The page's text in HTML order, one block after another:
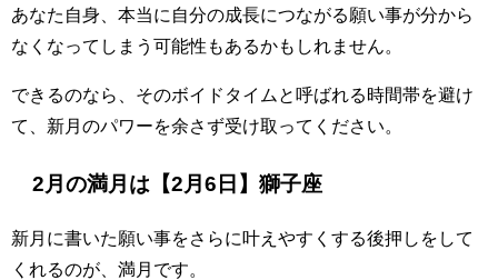
あなた自身、本当に自分の成長につながる願い事が分から
なくなってしまう可能性もあるかもしれません。
できるのなら、そのボイドタイムと呼ばれる時間帯を避け
て、新月のパワーを余さず受け取ってください。
2月の満月は【2月6日】獅子座
新月に書いた願い事をさらに叶えやすくする後押しをして
くれるのが、満月です。